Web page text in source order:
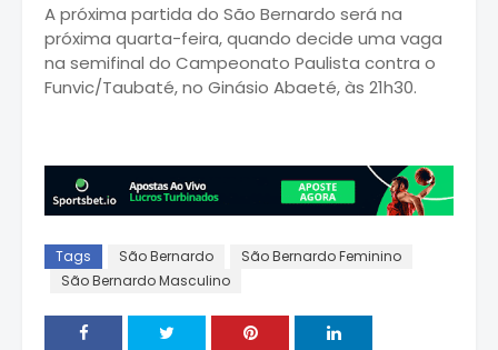
A próxima partida do São Bernardo será na
próxima quarta-feira, quando decide uma vaga
na semifinal do Campeonato Paulista contra o
Funvic/Taubaté, no Ginásio Abaeté, às 21h30.
Tags São Bernardo
São Bernardo Feminino
São Bernardo Masculino